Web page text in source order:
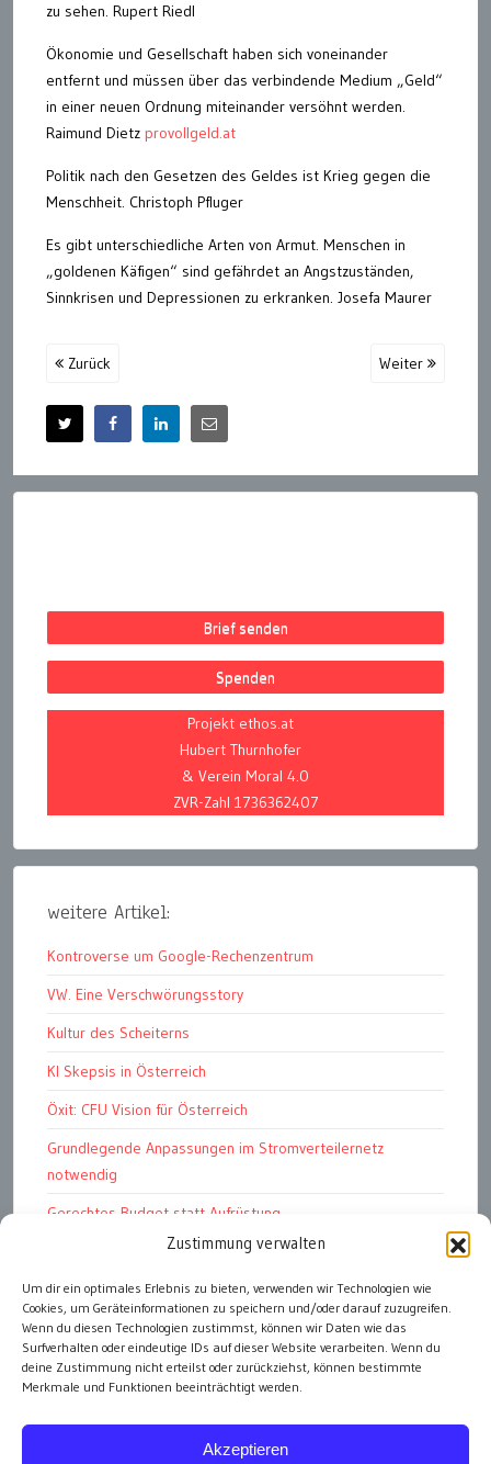
Zustimmung verwalten
Um dir ein optimales Erlebnis zu bieten, verwenden wir Technologien wie
Cookies, um Geräteinformationen zu speichern und/oder darauf zuzugreifen.
Wenn du diesen Technologien zustimmst, können wir Daten wie das
Surfverhalten oder eindeutige IDs auf dieser Website verarbeiten. Wenn du
deine Zustimmung nicht erteilst oder zurückziehst, können bestimmte
Merkmale und Funktionen beeinträchtigt werden.
Akzeptieren
zu sehen. Rupert Riedl
Ökonomie und Gesellschaft haben sich voneinander
entfernt und müssen über das verbindende Medium „Geld“
in einer neuen Ordnung miteinander versöhnt werden.
Raimund Dietz provollgeld.at
Politik nach den Gesetzen des Geldes ist Krieg gegen die
Menschheit. Christoph Pfluger
Es gibt unterschiedliche Arten von Armut. Menschen in
„goldenen Käfigen“ sind gefährdet an Angstzuständen,
Sinnkrisen und Depressionen zu erkranken. Josefa Maurer
Zurück Weiter
Brief senden
Spenden
Projekt ethos.at
Hubert Thurnhofer
& Verein Moral 4.0
ZVR-Zahl 1736362407
weitere Artikel:
Kontroverse um Google-Rechenzentrum
VW. Eine Verschwörungsstory
Kultur des Scheiterns
KI Skepsis in Österreich
Öxit: CFU Vision für Österreich
Grundlegende Anpassungen im Stromverteilernetz
notwendig
Gerechtes Budget statt Aufrüstung
Petition: E-Dienstwagen
Das Kapitalismustribunal
Bundesschatz für „öffentliche Einheiten“
alle Artikel